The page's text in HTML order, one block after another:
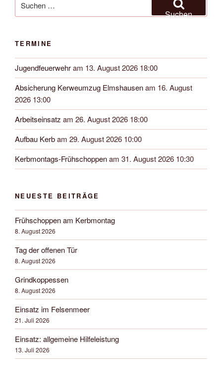
nach:
Suchen
TERMINE
Jugendfeuerwehram 13. August 2026 18:00
Absicherung Kerweumzug Elmshausenam 16. August
2026 13:00
Arbeitseinsatz am 26. August 2026 18:00
Aufbau Kerbam 29. August 2026 10:00
Kerbmontags-Frühschoppenam 31. August 2026 10:30
NEUESTE BEITRÄGE
Frühschoppen am Kerbmontag
8. August 2026
Tag der offenen Tür
8. August 2026
Grindkoppessen
8. August 2026
Einsatz im Felsenmeer
21. Juli 2026
Einsatz: allgemeine Hilfeleistung
13. Juli 2026